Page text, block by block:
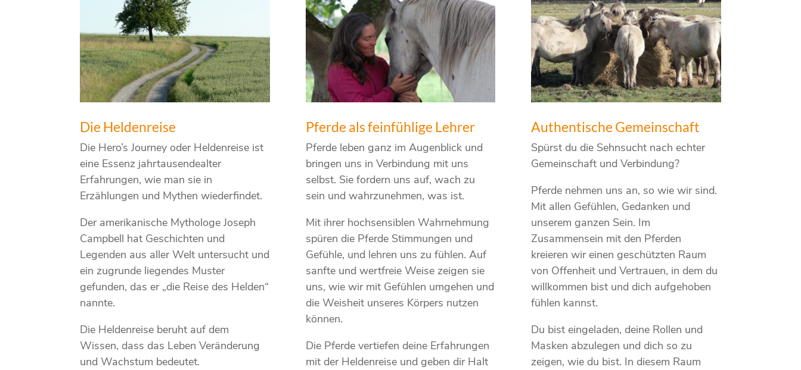
Die Heldenreise
Die Hero’s Journey oder Heldenreise ist
eine Essenz jahrtausendealter
Erfahrungen, wie man sie in
Erzählungen und Mythen wiederfindet.
Der amerikanische Mythologe Joseph
Campbell hat Geschichten und
Legenden aus aller Welt untersucht und
ein zugrunde liegendes Muster
gefunden, das er „die Reise des Helden“
nannte.
Die Heldenreise beruht auf dem
Wissen, dass das Leben Veränderung
und Wachstum bedeutet.
Pferde als feinfühlige Lehrer
Pferde leben ganz im Augenblick und
bringen uns in Verbindung mit uns
selbst. Sie fordern uns auf, wach zu
sein und wahrzunehmen, was ist.
Mit ihrer hochsensiblen Wahrnehmung
spüren die Pferde Stimmungen und
Gefühle, und lehren uns zu fühlen. Auf
sanfte und wertfreie Weise zeigen sie
uns, wie wir mit Gefühlen umgehen und
die Weisheit unseres Körpers nutzen
können.
Die Pferde vertiefen deine Erfahrungen
mit der Heldenreise und geben dir Halt
Authentische Gemeinschaft
Spürst du die Sehnsucht nach echter
Gemeinschaft und Verbindung?
Pferde nehmen uns an, so wie wir sind.
Mit allen Gefühlen, Gedanken und
unserem ganzen Sein. Im
Zusammensein mit den Pferden
kreieren wir einen geschützten Raum
von Offenheit und Vertrauen, in dem du
willkommen bist und dich aufgehoben
fühlen kannst.
Du bist eingeladen, deine Rollen und
Masken abzulegen und dich so zu
zeigen, wie du bist. In diesem Raum